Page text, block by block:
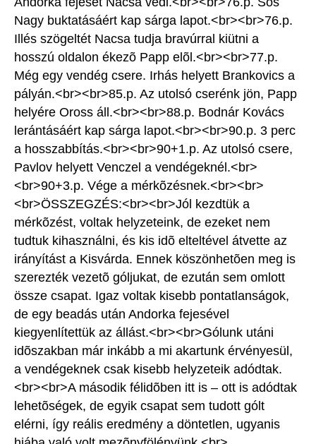
Nagy buktatásáért kap sárga lapot.<br><br>76.p.
Illés szögeltét Nacsa tudja bravúrral kiütni a
hosszú oldalon ékezõ Papp elõl.<br><br>77.p.
Még egy vendég csere. Irhás helyett Brankovics a
pályán.<br><br>85.p. Az utolsó cserénk jön, Papp
helyére Oross áll.<br><br>88.p. Bodnár Kovács
lerántásáért kap sárga lapot.<br><br>90.p. 3 perc
a hosszabbítás.<br><br>90+1.p. Az utolsó csere,
Pavlov helyett Venczel a vendégeknél.<br>
<br>90+3.p. Vége a mérkõzésnek.<br><br>
<br>ÖSSZEGZÉS:<br><br>Jól kezdtük a
mérkõzést, voltak helyzeteink, de ezeket nem
tudtuk kihasználni, és kis idõ elteltével átvette az
irányítást a Kisvárda. Ennek köszönhetõen meg is
szerezték vezetõ góljukat, de ezután sem omlott
össze csapat. Igaz voltak kisebb pontatlanságok,
de egy beadás után Andorka fejesével
kiegyenlítettük az állást.<br><br>Gólunk utáni
idõszakban már inkább a mi akartunk érvényesül,
a vendégeknek csak kisebb helyzeteik adódtak.
<br><br>A második félidõben itt is – ott is adódtak
lehetõségek, de egyik csapat sem tudott gólt
elérni, így reális eredmény a döntetlen, ugyanis